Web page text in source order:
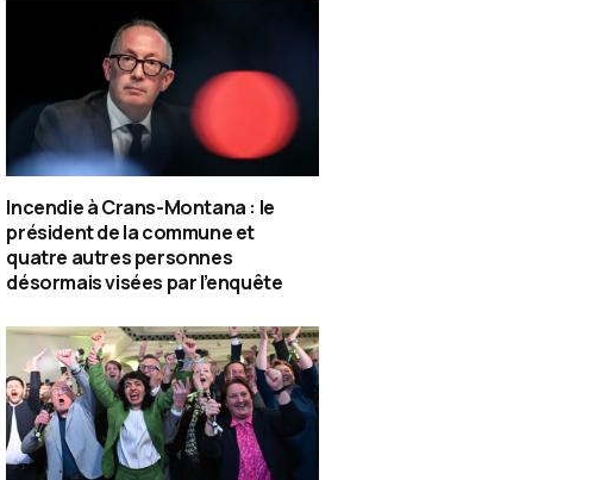
Incendie à Crans-Montana : le
président de la commune et
quatre autres personnes
désormais visées par l’enquête